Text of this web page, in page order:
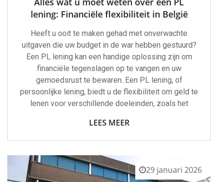
lening: Financiële flexibiliteit in België
Heeft u ooit te maken gehad met onverwachte
uitgaven die uw budget in de war hebben gestuurd?
Een PL lening kan een handige oplossing zijn om
financiële tegenslagen op te vangen en uw
gemoedsrust te bewaren. Een PL lening, of
persoonlijke lening, biedt u de flexibiliteit om geld te
lenen voor verschillende doeleinden, zoals het
LEES MEER
29 januari 2026